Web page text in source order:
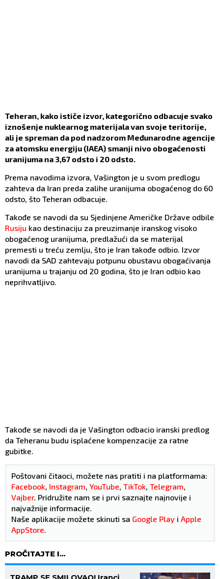
Teheran, kako ističe izvor, kategorično odbacuje svako
iznošenje nuklearnog materijala van svoje teritorije,
ali je spreman da pod nadzorom Međunarodne agencije
za atomsku energiju (IAEA) smanji nivo obogaćenosti
uranijuma na 3,67 odsto i 20 odsto.
Prema navodima izvora, Vašington je u svom predlogu
zahteva da Iran preda zalihe uranijuma obogaćenog do 60
odsto, što Teheran odbacuje.
Takođe se navodi da su Sjedinjene Američke Države odbile
Rusiju kao destinaciju za preuzimanje iranskog visoko
obogaćenog uranijuma, predlažući da se materijal
premesti u treću zemlju, što je Iran takođe odbio. Izvor
navodi da SAD zahtevaju potpunu obustavu obogaćivanja
uranijuma u trajanju od 20 godina, što je Iran odbio kao
neprihvatljivo.
Takođe se navodi da je Vašington odbacio iranski predlog
da Teheranu budu isplaćene kompenzacije za ratne
gubitke.
Poštovani čitaoci, možete nas pratiti i na platformama:
Facebook Instagram YouTube TikTok Telegram
Vajber. Pridružite nam se i prvi saznajte najnovije i
najvažnije informacije.
Naše aplikacije možete skinuti sa Google Play i Apple
AppStore
PROČITAJTE I...